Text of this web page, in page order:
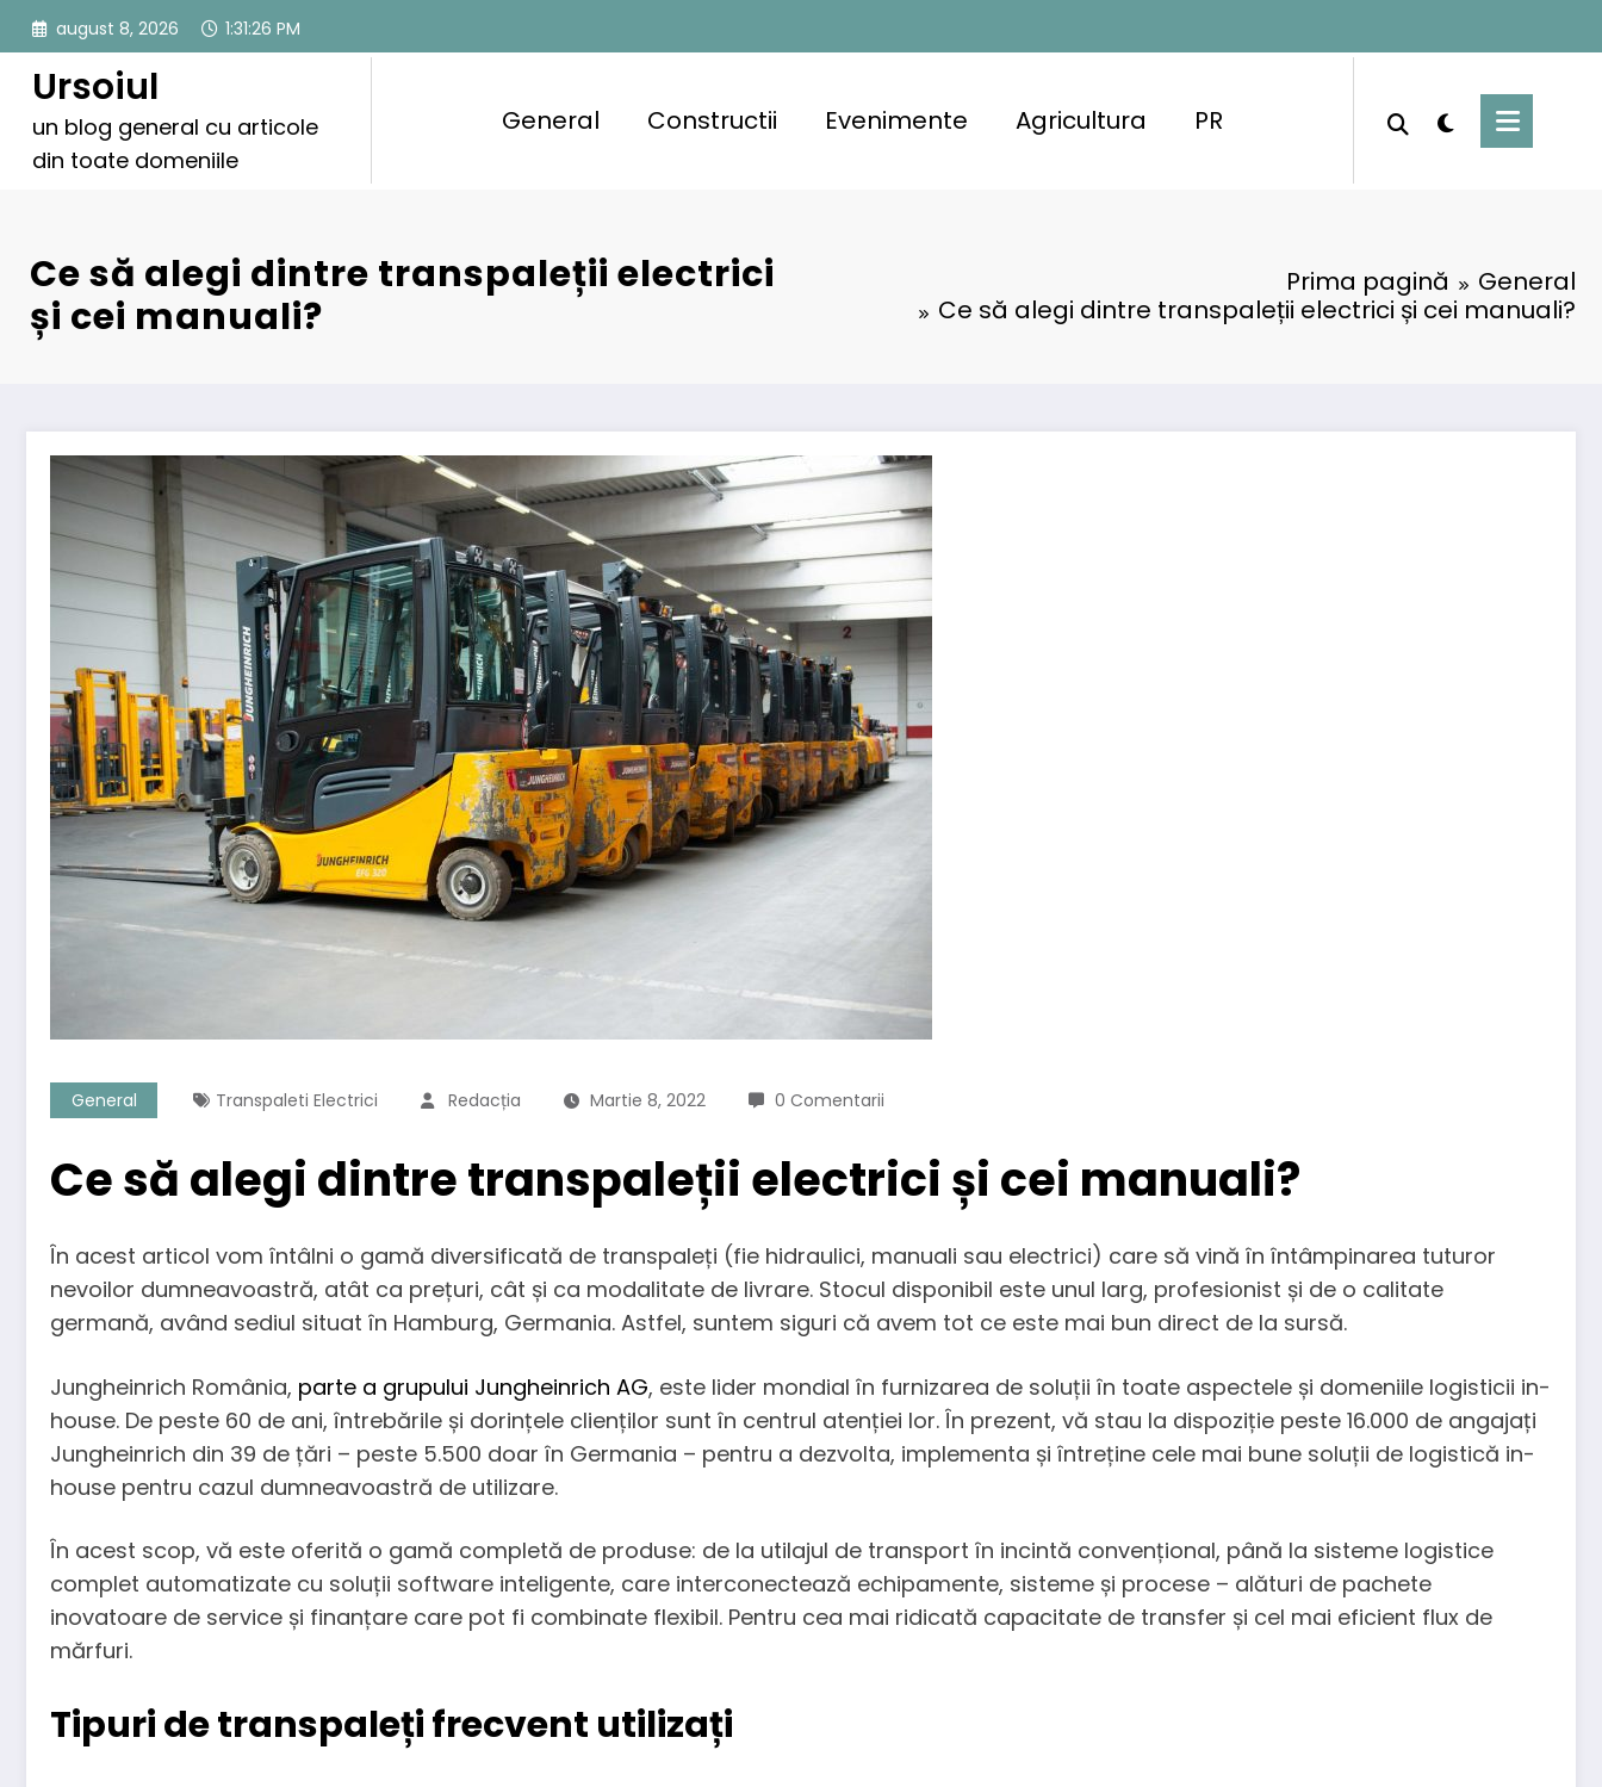
conținut
august 8, 2026 1:31:27 PM
Ursoiul
un blog general cu articole
din toate domeniile
General Constructii Evenimente Agricultura PR
Ce să alegi dintre transpaleții electrici
și cei manuali?
Prima pagină
General
Ce să alegi dintre transpaleții electrici și cei manuali?
General Transpaleti Electrici Redacția Martie 8, 2022 0 Comentarii
Ce să alegi dintre transpaleții electrici și cei manuali?
În acest articol vom întâlni o gamă diversificată de transpaleți (fie hidraulici, manuali sau electrici) care să vină în întâmpinarea tuturor
nevoilor dumneavoastră, atât ca prețuri, cât și ca modalitate de livrare. Stocul disponibil este unul larg, profesionist și de o calitate
germană, având sediul situat în Hamburg, Germania. Astfel, suntem siguri că avem tot ce este mai bun direct de la sursă.
Jungheinrich România, parte a grupului Jungheinrich AG, este lider mondial în furnizarea de soluții în toate aspectele și domeniile logisticii in-
house. De peste 60 de ani, întrebările și dorințele clienților sunt în centrul atenției lor. În prezent, vă stau la dispoziție peste 16.000 de angajați
Jungheinrich din 39 de țări – peste 5.500 doar în Germania – pentru a dezvolta, implementa și întreține cele mai bune soluții de logistică in-
house pentru cazul dumneavoastră de utilizare.
În acest scop, vă este oferită o gamă completă de produse: de la utilajul de transport în incintă convențional, până la sisteme logistice
complet automatizate cu soluții software inteligente, care interconectează echipamente, sisteme și procese – alături de pachete
inovatoare de service și finanțare care pot fi combinate flexibil. Pentru cea mai ridicată capacitate de transfer și cel mai eficient flux de
mărfuri.
Tipuri de transpaleți frecvent utilizați